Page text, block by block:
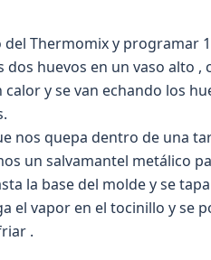
Thermomix y programar
huevos en un vaso alto
y se van echando los
nos quepa dentro de una
un salvamantel metálico
la base del molde y se
el vapor en el tocinillo y se
.